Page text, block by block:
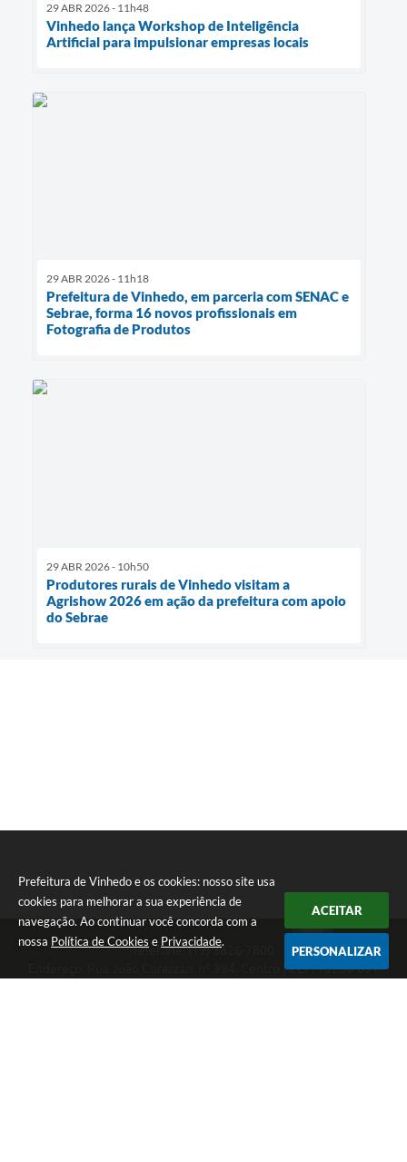
Prefeitura de Vinhedo e os cookies: nosso site usa
cookies para melhorar a sua experiência de
navegação. Ao continuar você concorda com a
nossa Política de Cookies e Privacidade.
ACEITAR
PERSONALIZAR
29 ABR 2026 - 11h48
Vinhedo lança Workshop de Inteligência
Artificial para impulsionar empresas locais
29 ABR 2026 - 11h18
Prefeitura de Vinhedo, em parceria com SENAC e
Sebrae, forma 16 novos profissionais em
Fotografia de Produtos
29 ABR 2026 - 10h50
Produtores rurais de Vinhedo visitam a
Agrishow 2026 em ação da prefeitura com apoio
do Sebrae
Telefone: (19) 3826-7800
Endereço: Rua João Corazzari, nº 394, Centro | CEP: 13280-091